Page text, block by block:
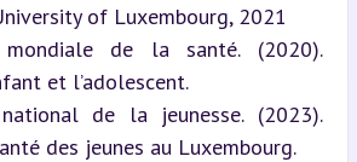
of Luxembourg, 2021
mondiale de la santé. (2020).
et l’adolescent.
de la jeunesse. (2023).
des jeunes au Luxembourg.